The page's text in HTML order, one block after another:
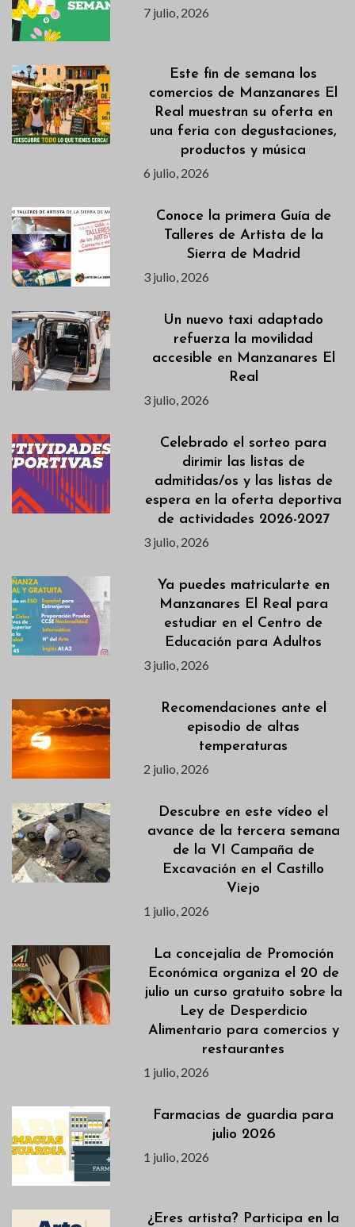
7 julio, 2026
Este fin de semana los
comercios de Manzanares El
Real muestran su oferta en
una feria con degustaciones,
productos y música
6 julio, 2026
Conoce la primera Guía de
Talleres de Artista de la
Sierra de Madrid
3 julio, 2026
Un nuevo taxi adaptado
refuerza la movilidad
accesible en Manzanares El
Real
3 julio, 2026
Celebrado el sorteo para
dirimir las listas de
admitidas/os y las listas de
espera en la oferta deportiva
de actividades 2026-2027
3 julio, 2026
Ya puedes matricularte en
Manzanares El Real para
estudiar en el Centro de
Educación para Adultos
3 julio, 2026
Recomendaciones ante el
episodio de altas
temperaturas
2 julio, 2026
Descubre en este vídeo el
avance de la tercera semana
de la VI Campaña de
Excavación en el Castillo
Viejo
1 julio, 2026
La concejalía de Promoción
Económica organiza el 20 de
julio un curso gratuito sobre la
Ley de Desperdicio
Alimentario para comercios y
restaurantes
1 julio, 2026
Farmacias de guardia para
julio 2026
1 julio, 2026
¿Eres artista? Participa en la